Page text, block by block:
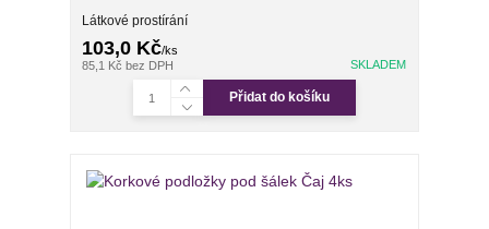
Látkové prostírání
103,0 Kč/ks
85,1 Kč bez DPH SKLADEM
Přidat do košíku